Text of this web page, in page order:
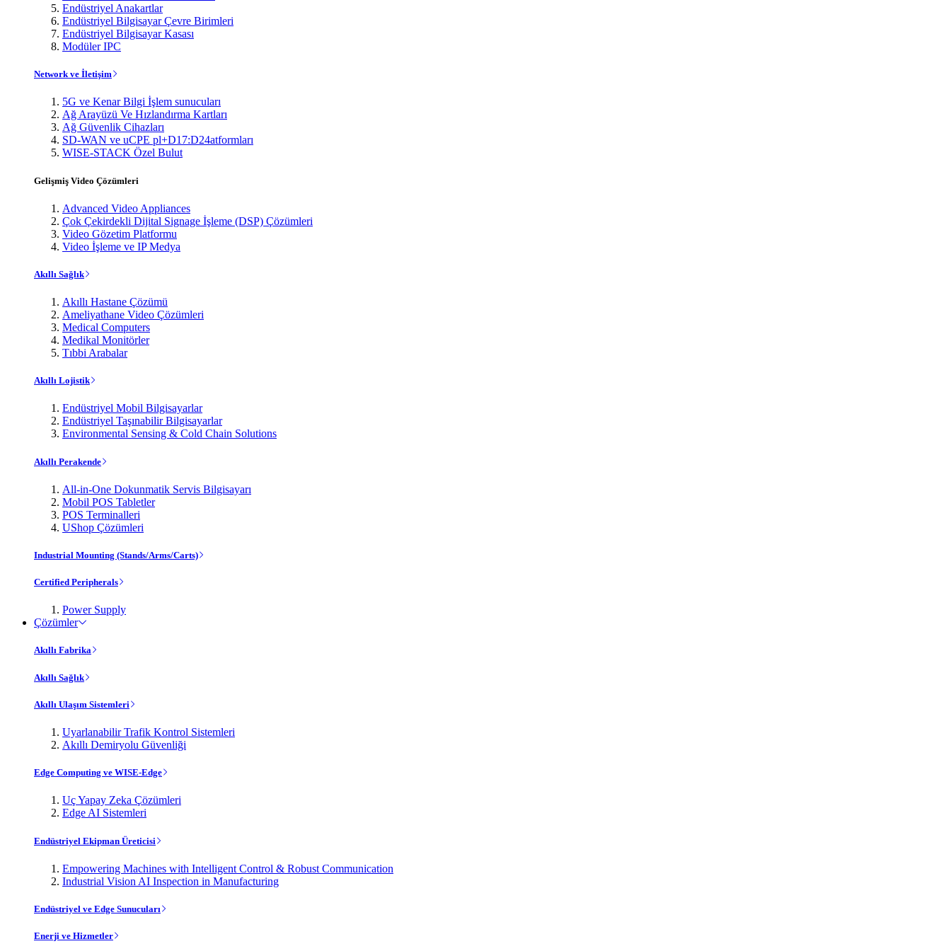
Endüstriyel Anakartlar
Endüstriyel Bilgisayar Çevre Birimleri
Endüstriyel Bilgisayar Kasası
Modüler IPC
Network ve İletişim
5G ve Kenar Bilgi İşlem sunucuları
Ağ Arayüzü Ve Hızlandırma Kartları
Ağ Güvenlik Cihazları
SD-WAN ve uCPE pl+D17:D24atformları
WISE-STACK Özel Bulut
Gelişmiş Video Çözümleri
Advanced Video Appliances
Çok Çekirdekli Dijital Signage İşleme (DSP) Çözümleri
Video Gözetim Platformu
Video İşleme ve IP Medya
Akıllı Sağlık
Akıllı Hastane Çözümü
Ameliyathane Video Çözümleri
Medical Computers
Medikal Monitörler
Tıbbi Arabalar
Akıllı Lojistik
Endüstriyel Mobil Bilgisayarlar
Endüstriyel Taşınabilir Bilgisayarlar
Environmental Sensing & Cold Chain Solutions
Akıllı Perakende
All-in-One Dokunmatik Servis Bilgisayarı
Mobil POS Tabletler
POS Terminalleri
UShop Çözümleri
Industrial Mounting (Stands/Arms/Carts)
Certified Peripherals
Power Supply
Çözümler
Akıllı Fabrika
Akıllı Sağlık
Akıllı Ulaşım Sistemleri
Uyarlanabilir Trafik Kontrol Sistemleri
Akıllı Demiryolu Güvenliği
Edge Computing ve WISE-Edge
Uç Yapay Zeka Çözümleri
Edge AI Sistemleri
Endüstriyel Ekipman Üreticisi
Empowering Machines with Intelligent Control & Robust Communication
Industrial Vision AI Inspection in Manufacturing
Endüstriyel ve Edge Sunucuları
Enerji ve Hizmetler